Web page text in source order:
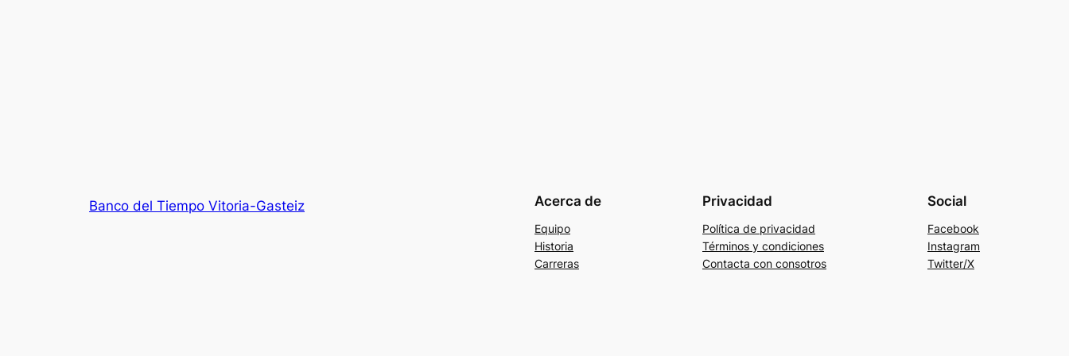
Banco del Tiempo Vitoria-Gasteiz Acerca de
Equipo
Historia
Carreras
Privacidad
Política de privacidad
Términos y condiciones
Contacta con consotros
Social
Facebook
Instagram
Twitter/X